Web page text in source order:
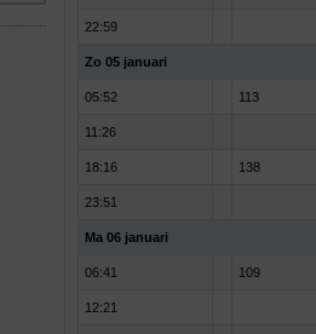
22:59
Zo 05 januari
05:52 113
11:26
18:16 138
23:51
Ma 06 januari
06:41 109
12:21